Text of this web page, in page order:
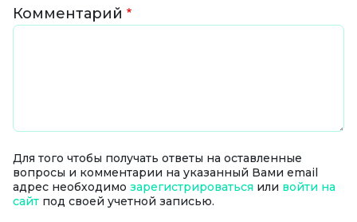
Комментарий
Для того чтобы получать ответы на оставленные
вопросы и комментарии на указанный Вами email
адрес необходимо зарегистрироваться или войти на
сайт под своей учетной записью.